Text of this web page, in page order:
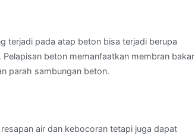
terjadi pada atap beton bisa terjadi berupa
beton memanfaatkan membran bakar
parah sambungan beton.
air dan kebocoran tetapi juga dapat